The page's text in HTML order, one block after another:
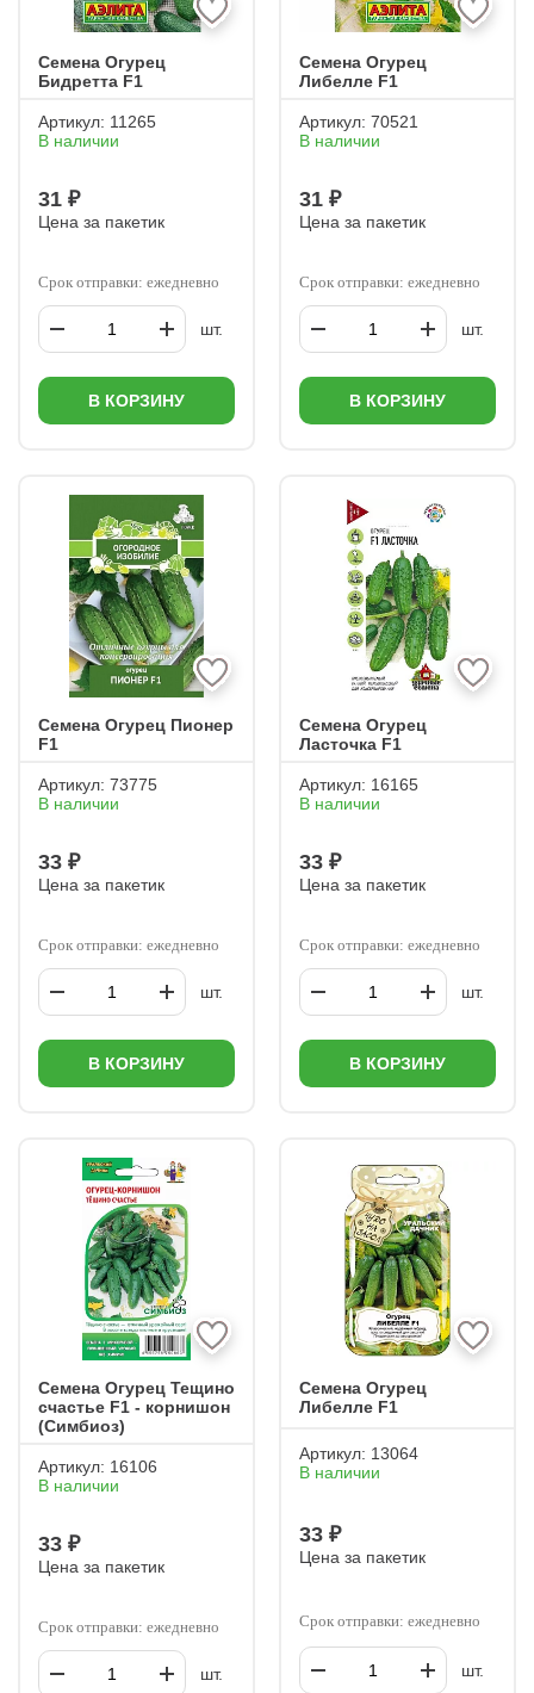
Семена Огурец
Бидретта F1
Артикул: 11265
В наличии
31 ₽
Цена за пакетик
Срок отправки: ежедневно
шт.
В КОРЗИНУ
Семена Огурец
Либелле F1
Артикул: 70521
В наличии
31 ₽
Цена за пакетик
Срок отправки: ежедневно
шт.
В КОРЗИНУ
Семена Огурец Пионер
F1
Артикул: 73775
В наличии
33 ₽
Цена за пакетик
Срок отправки: ежедневно
шт.
В КОРЗИНУ
Семена Огурец
Ласточка F1
Артикул: 16165
В наличии
33 ₽
Цена за пакетик
Срок отправки: ежедневно
шт.
В КОРЗИНУ
Семена Огурец Тещино
счастье F1 - корнишон
(Симбиоз)
Артикул: 16106
В наличии
33 ₽
Цена за пакетик
Срок отправки: ежедневно
шт.
Семена Огурец
Либелле F1
Артикул: 13064
В наличии
33 ₽
Цена за пакетик
Срок отправки: ежедневно
шт.